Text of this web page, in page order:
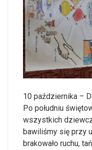
10 października –
Po południu
wszystkich
bawiliśmy się przy
brakowało ruchu,